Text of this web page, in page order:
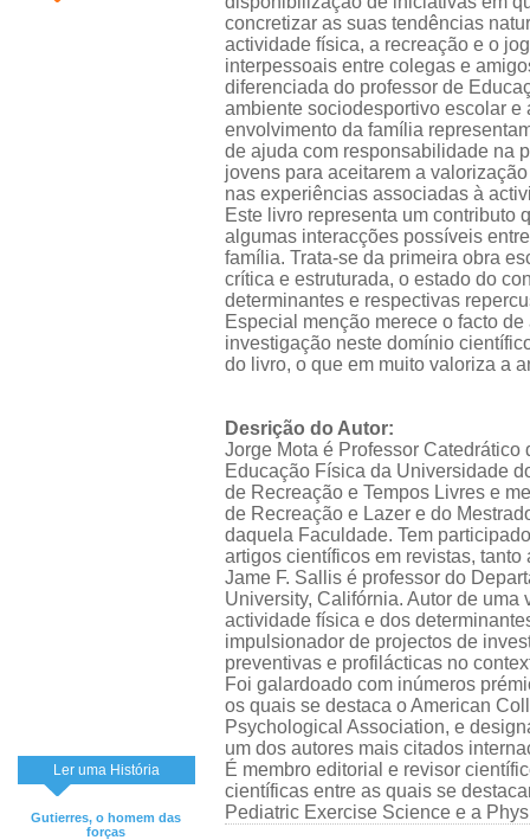
Ler uma História
Gutierres, o homem das
forças
concretizar as suas tendências
actividade física, a recreação e o
interpessoais entre colegas e
diferenciada do professor de
ambiente sociodesportivo escolar e
envolvimento da família
de ajuda com responsabilidade na
jovens para aceitarem a
nas experiências associadas à
Este livro representa um contributo
algumas interacções possíveis
família. Trata-se da primeira obra
crítica e estruturada, o estado do
determinantes e respectivas
Especial menção merece o facto
investigação neste domínio
do livro, o que em muito valoriza a
Desrição do Autor:
Jorge Mota é Professor
Educação Física da Universidade
de Recreação e Tempos Livres e
de Recreação e Lazer e do
daquela Faculdade. Tem
artigos científicos em revistas,
Jame F. Sallis é professor do
University, Califórnia. Autor de
actividade física e dos
impulsionador de projectos de
preventivas e profilácticas no
Foi galardoado com inúmeros
os quais se destaca o American
Psychological Association, e
um dos autores mais citados
É membro editorial e revisor
científicas entre as quais se
Pediatric Exercise Science e a